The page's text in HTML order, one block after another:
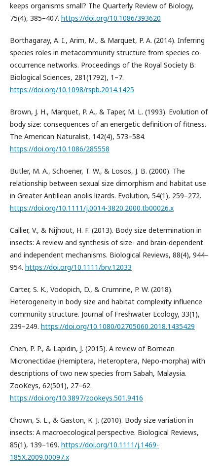
keeps organisms small? The Quarterly Review of Biology,
75(4), 385–407. https://doi.org/10.1086/393620
Borthagaray, A. I., Arim, M., & Marquet, P. A. (2014). Inferring
species roles in metacommunity structure from species co-
occurrence networks. Proceedings of the Royal Society B:
Biological Sciences, 281(1792), 1–7.
https://doi.org/10.1098/rspb.2014.1425
Brown, J. H., Marquet, P. A., & Taper, M. L. (1993). Evolution of
body size: consequences of an energetic definition of fitness.
The American Naturalist, 142(4), 573–584.
https://doi.org/10.1086/285558
Butler, M. A., Schoener, T. W., & Losos, J. B. (2000). The
relationship between sexual size dimorphism and habitat use
in Greater Antillean anolis lizards. Evolution, 54(1), 259–272.
https://doi.org/10.1111/j.0014-3820.2000.tb00026.x
Callier, V., & Nijhout, H. F. (2013). Body size determination in
insects: A review and synthesis of size- and brain-dependent
and independent mechanisms. Biological Reviews, 88(4), 944–
954. https://doi.org/10.1111/brv.12033
Carter, S. K., Vodopich, D., & Crumrine, P. W. (2018).
Heterogeneity in body size and habitat complexity influence
community structure. Journal of Freshwater Ecology, 33(1),
239–249. https://doi.org/10.1080/02705060.2018.1435429
Chen, P. P., & Lapidin, J. (2015). A review of Bornean
Micronectidae (Hemiptera, Heteroptera, Nepo-morpha) with
descriptions of two new species from Sabah, Malaysia.
ZooKeys, 62(501), 27–62.
https://doi.org/10.3897/zookeys.501.9416
Chown, S. L., & Gaston, K. J. (2010). Body size variation in
insects: A macroecological perspective. Biological Reviews,
85(1), 139–169. https://doi.org/10.1111/j.1469-
185X.2009.00097.x